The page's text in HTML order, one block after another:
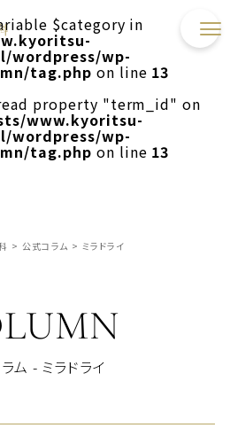
$category in
wordpress/wp-
tag.php on line 13
property "term_id" on
www.kyoritsu-
wordpress/wp-
tag.php on line 13
> 公式コラム > ミラドライ
ム - ミラドライ